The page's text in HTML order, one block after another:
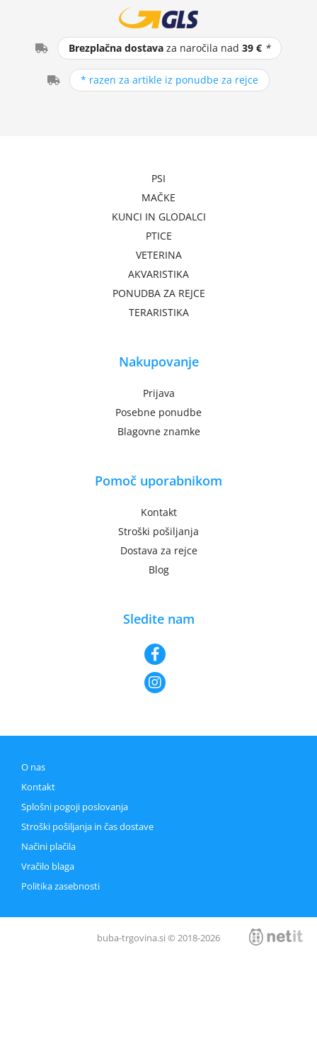
Brezplačna dostava za naročila nad39 € *
* razen za artikle iz ponudbe za rejce
PSI
MAČKE
KUNCI IN GLODALCI
PTICE
VETERINA
AKVARISTIKA
PONUDBA ZA REJCE
TERARISTIKA
Nakupovanje
Prijava
Posebne ponudbe
Blagovne znamke
Pomoč uporabnikom
Kontakt
Stroški pošiljanja
Dostava za rejce
Blog
Sledite nam
O nas
Kontakt
Splošni pogoji poslovanja
Stroški pošiljanja in čas dostave
Načini plačila
Vračilo blaga
Politika zasebnosti
buba-trgovina.si © 2018-2026